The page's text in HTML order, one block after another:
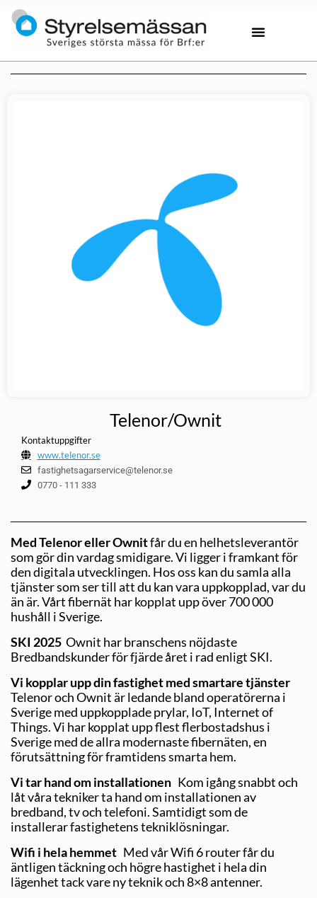
Telenor/Ownit
Kontaktuppgifter
www.telenor.se
fastighetsagarservice@telenor.se
0770 - 111 333
Med Telenor eller Ownitfår du en helhetsleverantör
som gör din vardag smidigare. Vi ligger i framkant för
den digitala utvecklingen. Hos oss kan du samla alla
tjänster som ser till att du kan vara uppkopplad, var du
än är. Vårt fibernät har kopplat upp över 700 000
hushåll i Sverige.
SKI 2025 Ownit har branschens nöjdaste
Bredbandskunder för fjärde året i rad enligt SKI.
Vi kopplar upp din fastighet med smartare tjänster
Telenor och Ownit är ledande bland operatörerna i
Sverige med uppkopplade prylar, IoT, Internet of
Things. Vi har kopplat upp flest flerbostadshus i
Sverige med de allra modernaste fibernäten, en
förutsättning för framtidens smarta hem.
Vi tar hand om installationen Kom igång snabbt och
låt våra tekniker ta hand om installationen av
bredband, tv och telefoni. Samtidigt som de
installerar fastighetens tekniklösningar.
Wifi i hela hemmet Med vår Wifi 6 router får du
äntligen täckning och högre hastighet i hela din
lägenhet tack vare ny teknik och 8×8 antenner.